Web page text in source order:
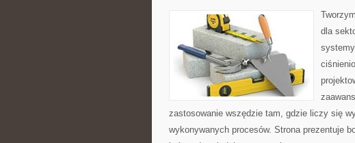
dla
zastosowanie wszędzie tam, gdzie liczy się
wykonywanych procesów. Strona prezentuje